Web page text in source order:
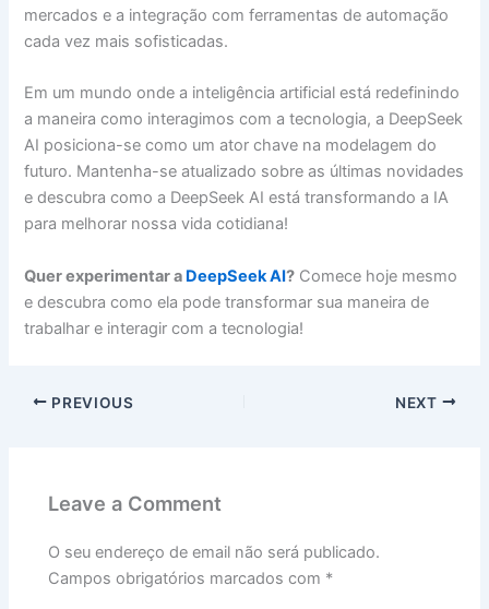
mercados e a integração com ferramentas de automação
cada vez mais sofisticadas.
Em um mundo onde a inteligência artificial está redefinindo
a maneira como interagimos com a tecnologia, a DeepSeek
AI posiciona-se como um ator chave na modelagem do
futuro. Mantenha-se atualizado sobre as últimas novidades
e descubra como a DeepSeek AI está transformando a IA
para melhorar nossa vida cotidiana!
Quer experimentar a DeepSeek AI? Comece hoje mesmo
e descubra como ela pode transformar sua maneira de
trabalhar e interagir com a tecnologia!
PREVIOUS NEXT
Leave a Comment
O seu endereço de email não será publicado.
Campos obrigatórios marcados com *